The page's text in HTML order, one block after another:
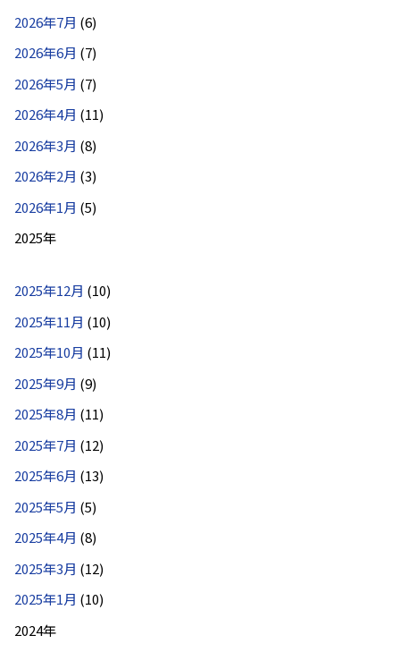
2026年7月 (6)
2026年6月 (7)
2026年5月 (7)
2026年4月 (11)
2026年3月 (8)
2026年2月 (3)
2026年1月 (5)
2025年
2025年12月 (10)
2025年11月 (10)
2025年10月 (11)
2025年9月 (9)
2025年8月 (11)
2025年7月 (12)
2025年6月 (13)
2025年5月 (5)
2025年4月 (8)
2025年3月 (12)
2025年1月 (10)
2024年